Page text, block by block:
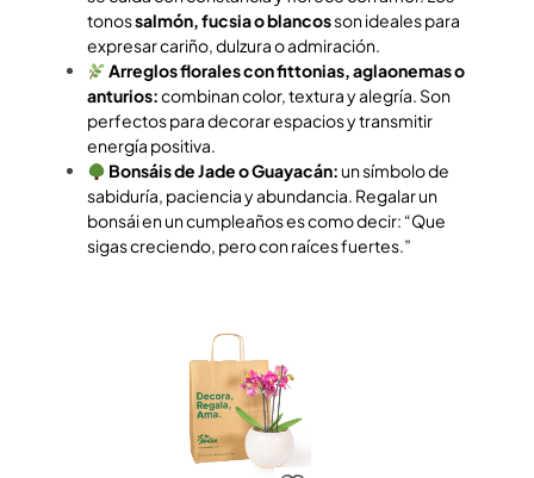
tonossalmón, fucsia o blancosson ideales para
expresar cariño, dulzura o admiración.
Arreglos florales con fittonias, aglaonemas o
anturios:combinan color, textura y alegría. Son
perfectos para decorar espacios y transmitir
energía positiva.
Bonsáis de Jade o Guayacán: un símbolo de
sabiduría, paciencia y abundancia. Regalar un
bonsái en un cumpleaños es como decir: “Que
sigas creciendo, pero con raíces fuertes.”